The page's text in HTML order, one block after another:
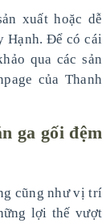
xuất hoặc dễ
Hạnh. Để có cái
qua các sản
của Thanh
ga gối đệm
cũng như vị trí
lợi thế vượt